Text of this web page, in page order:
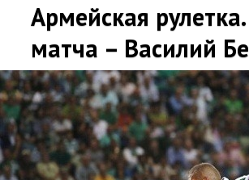
Армейская
матча – Василий